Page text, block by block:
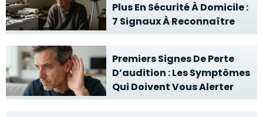
Plus En Sécurité À Domicile :
7 Signaux À Reconnaître
Premiers Signes De Perte
D’audition : Les Symptômes
Qui Doivent Vous Alerter